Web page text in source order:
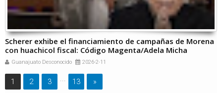
Scherer exhibe el financiamiento de campañas de Morena
con huachicol fiscal: Código Magenta/Adela Micha
Guanajuato Desconocido 2026-2-11
1 2 3 ... 13 »